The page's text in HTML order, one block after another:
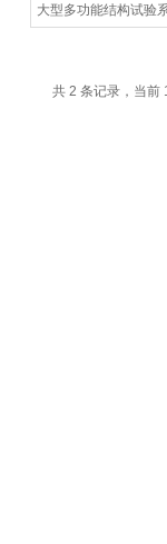
大型多功能结构试验
共 2 条记录，当